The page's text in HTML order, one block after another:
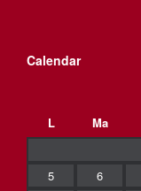
Calendar
L
Ma
5
6